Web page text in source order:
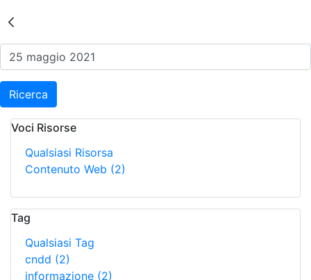
Risultati della Ricerca -
Ricerca
Voci Risorse
Qualsiasi Risorsa
Contenuto Web (2)
Tag
Qualsiasi Tag
cndd (2)
informazione (2)